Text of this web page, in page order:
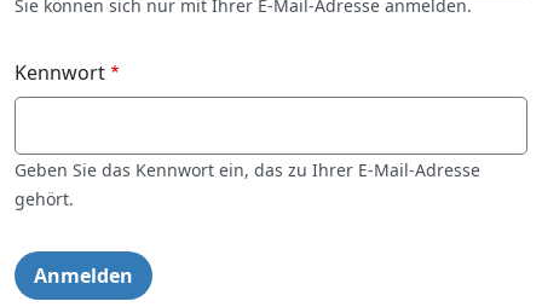
Sie können sich nur mit Ihrer E-Mail-Adresse anmelden.
Kennwort
Geben Sie das Kennwort ein, das zu Ihrer E-Mail-Adresse
gehört.